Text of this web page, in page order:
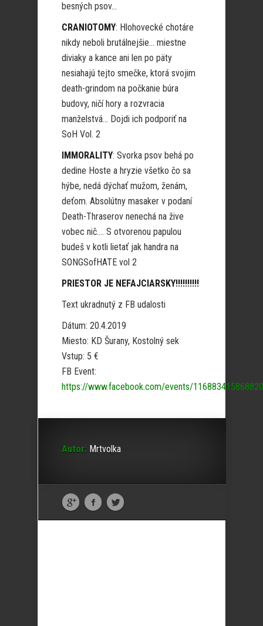
besných psov…
CRANIOTOMY: Hlohovecké chotáre
nikdy neboli brutálnejšie… miestne
diviaky a kance ani len po päty
nesiahajú tejto smečke, ktorá svojim
death-grindom na počkanie búra
budovy, ničí hory a rozvracia
manželstvá… Dojdi ich podporiť na
SoH Vol. 2
IMMORALITY: Svorka psov behá po
dedine Hoste a hryzie všetko čo sa
hýbe, nedá dýchať mužom, ženám,
deťom. Absolútny masaker v podaní
Death-Thraserov nenechá na žive
vobec nič…. S otvorenou papulou
budeš v kotli lietať jak handra na
SONGSofHATE vol 2
PRIESTOR JE NEFAJCIARSKY!!!!!!!!!!
Text ukradnutý z FB udalosti
Dátum: 20.4.2019
Miesto: KD Šurany, Kostolný sek
Vstup: 5 €
FB Event:
https://www.facebook.com/events/
Autor: Mrtvolka